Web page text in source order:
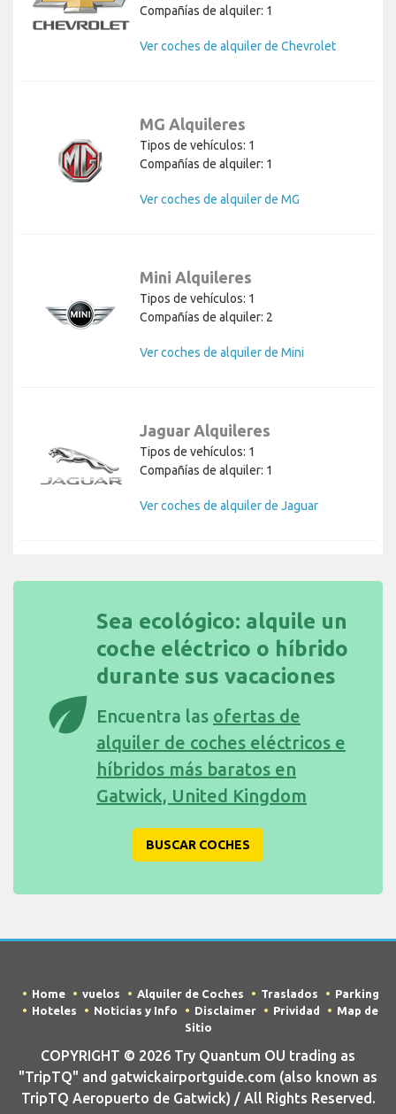
Compañías de alquiler: 1
Ver coches de alquiler de Chevrolet
MG Alquileres
Tipos de vehículos: 1
Compañías de alquiler: 1
Ver coches de alquiler de MG
Mini Alquileres
Tipos de vehículos: 1
Compañías de alquiler: 2
Ver coches de alquiler de Mini
Jaguar Alquileres
Tipos de vehículos: 1
Compañías de alquiler: 1
Ver coches de alquiler de Jaguar
eco
Sea ecológico: alquile un
coche eléctrico o híbrido
durante sus vacaciones
Encuentra las ofertas de
alquiler de coches eléctricos e
híbridos más baratos en
Gatwick, United Kingdom
BUSCAR COCHES
Home vuelos Alquiler de Coches Traslados
Parking
Hoteles
Noticias y Info Disclaimer Prividad
Map de
Sitio
COPYRIGHT © 2026 Try Quantum OU trading as
"TripTQ" and gatwickairportguide.com (also known as
TripTQ Aeropuerto de Gatwick) / All Rights Reserved.